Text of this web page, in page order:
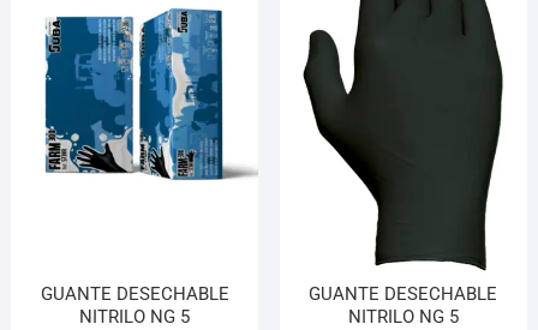
GUANTE DESECHABLE
NITRILO NG 5
GUANTE DESECHABLE
NITRILO NG 5